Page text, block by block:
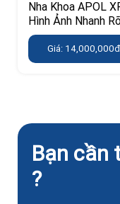
Nha Khoa APOL XR
Hình Ảnh Nhanh
Nét
Giá: 14,000,000đ
Bạn cần
?